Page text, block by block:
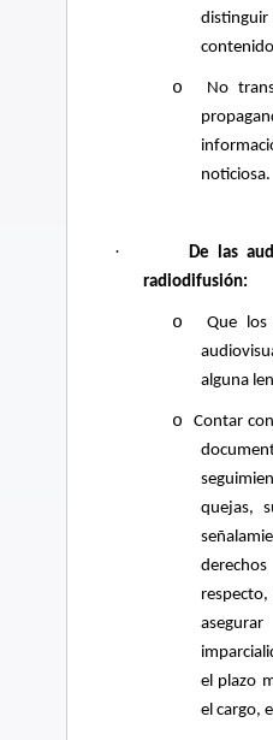
o
No
noticiosa.
·
De las
radiodifusión:
o
Que
alguna
o
Contar
quejas,
el plazo
el cargo,